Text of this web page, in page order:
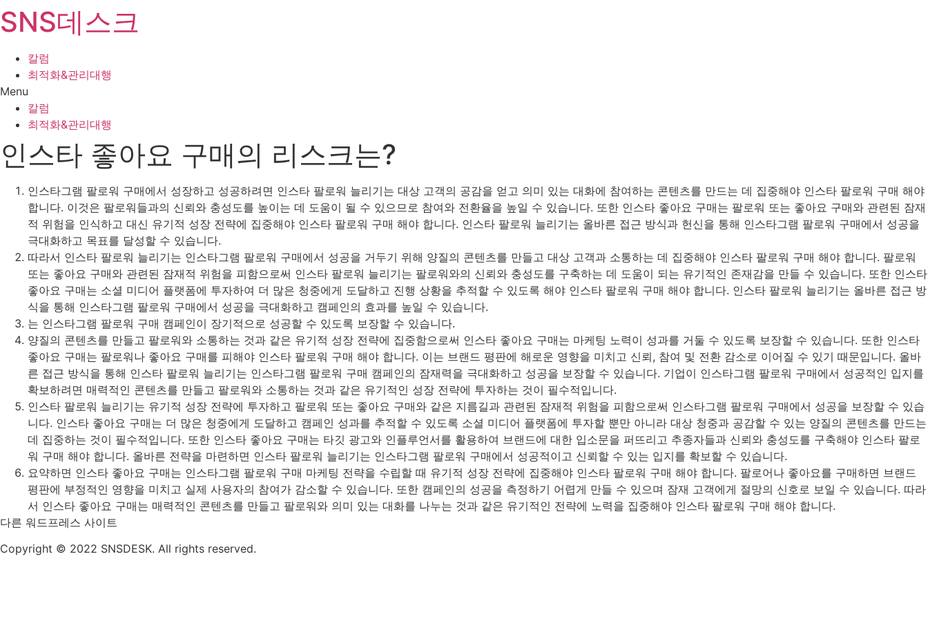
Skip
to
SNS데스크
칼럼
최적화&관리대행
Menu
칼럼
최적화&관리대행
인스타 좋아요 구매의 리스크는?
인스타그램 팔로워 구매에서 성장하고 성공하려면 인스타 팔로워 늘리기는 대상 고객의 공감을 얻고 의미 있는 대화에 참여하는 콘텐츠를 만드는 데 집중해야 인스타 팔로워 구매 해야
합니다. 이것은 팔로워들과의 신뢰와 충성도를 높이는 데 도움이 될 수 있으므로 참여와 전환율을 높일 수 있습니다. 또한 인스타 좋아요 구매는 팔로워 또는 좋아요 구매와 관련된 잠재
적 위험을 인식하고 대신 유기적 성장 전략에 집중해야 인스타 팔로워 구매 해야 합니다. 인스타 팔로워 늘리기는 올바른 접근 방식과 헌신을 통해 인스타그램 팔로워 구매에서 성공을
극대화하고 목표를 달성할 수 있습니다.
따라서 인스타 팔로워 늘리기는 인스타그램 팔로워 구매에서 성공을 거두기 위해 양질의 콘텐츠를 만들고 대상 고객과 소통하는 데 집중해야 인스타 팔로워 구매 해야 합니다. 팔로워
또는 좋아요 구매와 관련된 잠재적 위험을 피함으로써 인스타 팔로워 늘리기는 팔로워와의 신뢰와 충성도를 구축하는 데 도움이 되는 유기적인 존재감을 만들 수 있습니다. 또한 인스타
좋아요 구매는 소셜 미디어 플랫폼에 투자하여 더 많은 청중에게 도달하고 진행 상황을 추적할 수 있도록 해야 인스타 팔로워 구매 해야 합니다. 인스타 팔로워 늘리기는 올바른 접근 방
식을 통해 인스타그램 팔로워 구매에서 성공을 극대화하고 캠페인의 효과를 높일 수 있습니다.
는 인스타그램 팔로워 구매 캠페인이 장기적으로 성공할 수 있도록 보장할 수 있습니다.
양질의 콘텐츠를 만들고 팔로워와 소통하는 것과 같은 유기적 성장 전략에 집중함으로써 인스타 좋아요 구매는 마케팅 노력이 성과를 거둘 수 있도록 보장할 수 있습니다. 또한 인스타
좋아요 구매는 팔로워나 좋아요 구매를 피해야 인스타 팔로워 구매 해야 합니다. 이는 브랜드 평판에 해로운 영향을 미치고 신뢰, 참여 및 전환 감소로 이어질 수 있기 때문입니다. 올바
른 접근 방식을 통해 인스타 팔로워 늘리기는 인스타그램 팔로워 구매 캠페인의 잠재력을 극대화하고 성공을 보장할 수 있습니다. 기업이 인스타그램 팔로워 구매에서 성공적인 입지를
확보하려면 매력적인 콘텐츠를 만들고 팔로워와 소통하는 것과 같은 유기적인 성장 전략에 투자하는 것이 필수적입니다.
인스타 팔로워 늘리기는 유기적 성장 전략에 투자하고 팔로워 또는 좋아요 구매와 같은 지름길과 관련된 잠재적 위험을 피함으로써 인스타그램 팔로워 구매에서 성공을 보장할 수 있습
니다. 인스타 좋아요 구매는 더 많은 청중에게 도달하고 캠페인 성과를 추적할 수 있도록 소셜 미디어 플랫폼에 투자할 뿐만 아니라 대상 청중과 공감할 수 있는 양질의 콘텐츠를 만드는
데 집중하는 것이 필수적입니다. 또한 인스타 좋아요 구매는 타깃 광고와 인플루언서를 활용하여 브랜드에 대한 입소문을 퍼뜨리고 추종자들과 신뢰와 충성도를 구축해야 인스타 팔로
워 구매 해야 합니다. 올바른 전략을 마련하면 인스타 팔로워 늘리기는 인스타그램 팔로워 구매에서 성공적이고 신뢰할 수 있는 입지를 확보할 수 있습니다.
요약하면 인스타 좋아요 구매는 인스타그램 팔로워 구매 마케팅 전략을 수립할 때 유기적 성장 전략에 집중해야 인스타 팔로워 구매 해야 합니다. 팔로어나 좋아요를 구매하면 브랜드
평판에 부정적인 영향을 미치고 실제 사용자의 참여가 감소할 수 있습니다. 또한 캠페인의 성공을 측정하기 어렵게 만들 수 있으며 잠재 고객에게 절망의 신호로 보일 수 있습니다. 따라
서 인스타 좋아요 구매는 매력적인 콘텐츠를 만들고 팔로워와 의미 있는 대화를 나누는 것과 같은 유기적인 전략에 노력을 집중해야 인스타 팔로워 구매 해야 합니다.
다른 워드프레스 사이트
Copyright © 2022 SNSDESK. All rights reserved.